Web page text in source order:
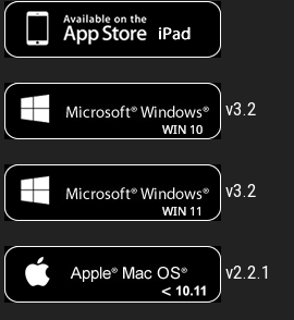
v3.2
v3.2
v2.2.1